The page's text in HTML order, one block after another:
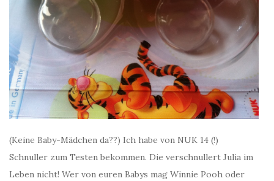
(Keine Baby-Mädchen da??) Ich habe von NUK 14 (!)
Schnuller zum Testen bekommen. Die verschnullert Julia im
Leben nicht! Wer von euren Babys mag Winnie Pooh oder